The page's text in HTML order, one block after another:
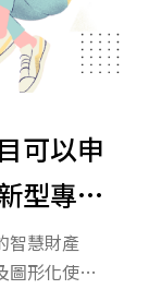
可以申
型專
智慧財產
圖形化使用